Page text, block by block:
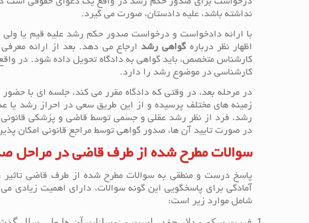
درخواست برای صدور حکم رشد در واقع یک دعوای حقوقی است که
نداشته باشد، علیه دادستان، صورت می گیرد.
با ارائه دادخواست و درخواست صدور حکم رشد علیه قیم یا
اظهار نظر دربارهگواهی رشد ارجاع می دهد. بعد از ارائه معرفی
کارشناس متخصص، باید گواهی به دادگاه تحویل داده شود. در
کارشناسی در موضوع رشد را دارد.
در مرحله بعد، در وقتی که دادگاه مقرر می کند، جلسه ای با
زمینه های مختلف پرسیده و از این طریق سعی در احراز رشد
رشد، فرد از نظر رشد عقلی و جسمی توسط قاضی و پزشکی قانونی
در صورت تایید آن ها، صدور گواهی توسط مراجع قانونی امکان
سوالات مطرح شده از طرف قاضی در مراحل
پاسخ درست و منطقی به سوالات مطرح شده از طرف قاضی
آمادگی برای پاسخگویی این گونه سوالات، دارای اهمیت زیادی
شامل موارد زیر است: